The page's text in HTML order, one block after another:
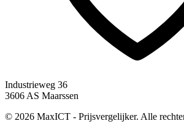
Industrieweg 36
3606 AS Maarssen
© 2026 MaxICT - Prijsvergelijker. Alle